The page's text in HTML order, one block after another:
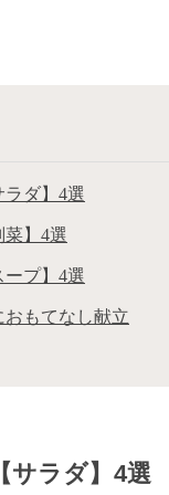
ダ】4選
菜】4選
プ】4選
もてなし献立
サラダ】4選